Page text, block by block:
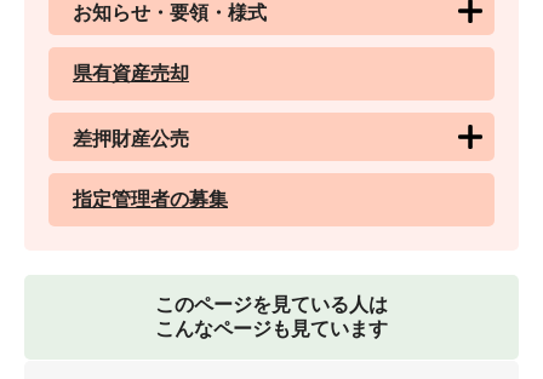
お知らせ・要領・様式
県有資産売却
差押財産公売
指定管理者の募集
このページを見ている人は
こんなページも見ています